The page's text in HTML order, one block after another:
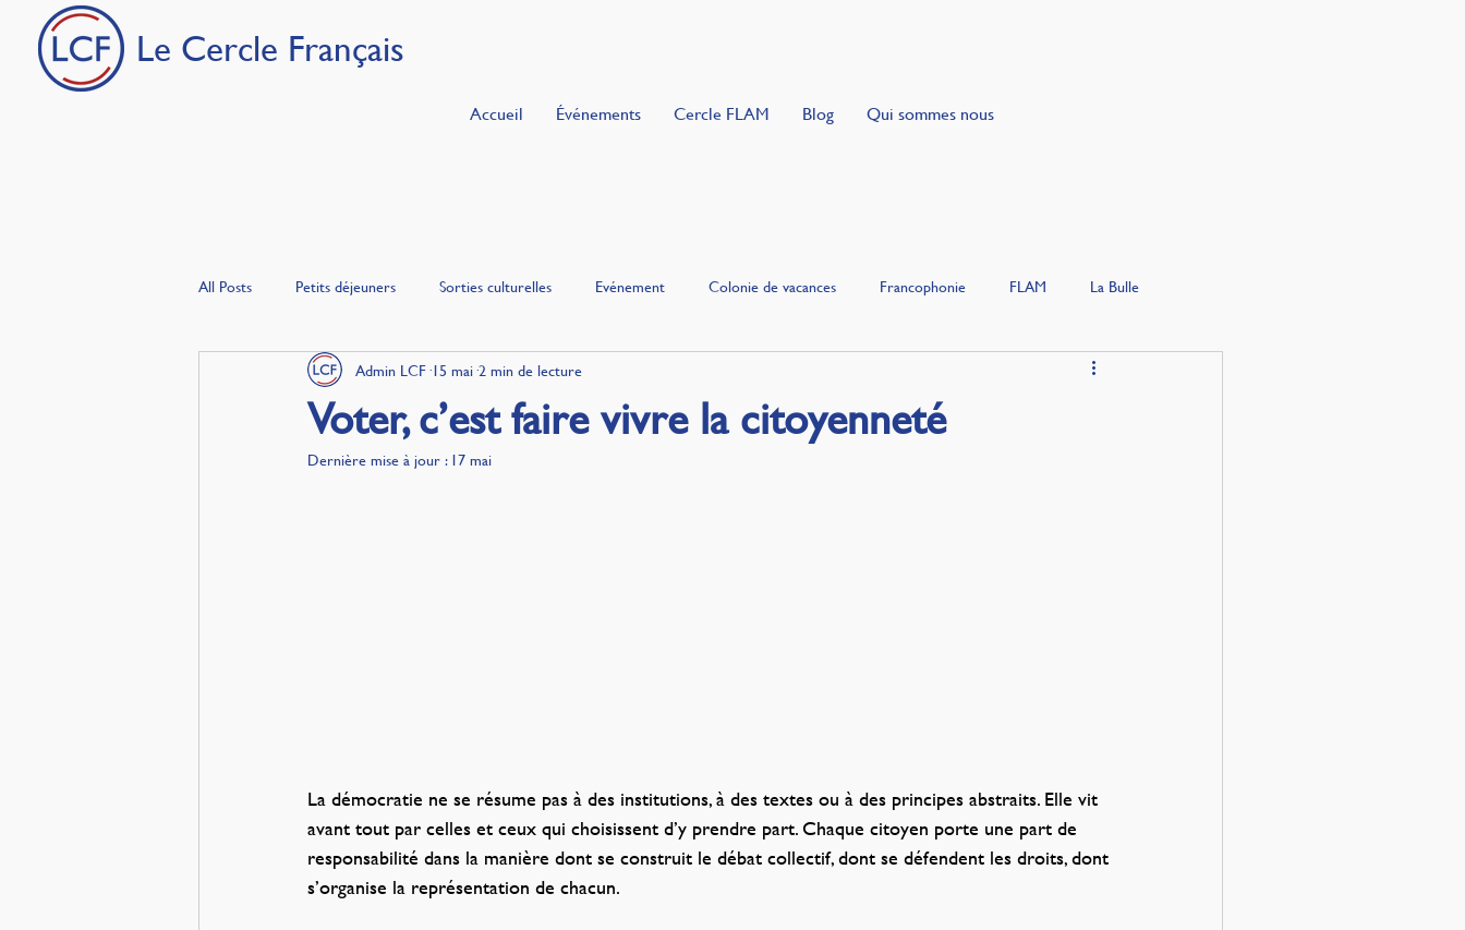
Le Cercle Français
Accueil Événements Cercle FLAM Blog Qui sommes nous
All Posts Petits déjeuners Sorties culturelles Evénement Colonie de vacances Francophonie FLAM La Bulle
Les Français en Turquie Gourmandise
Voter, c’est faire vivre la citoyenneté
Admin LCF 15 mai 2 min de lecture
Dernière mise à jour :17 mai
La démocratie ne se résume pas à des institutions, à des textes ou à des principes abstraits. Elle vit
avant tout par celles et ceux qui choisissent d’y prendre part. Chaque citoyen porte une part de
responsabilité dans la manière dont se construit le débat collectif, dont se défendent les droits, dont
s’organise la représentation de chacun.